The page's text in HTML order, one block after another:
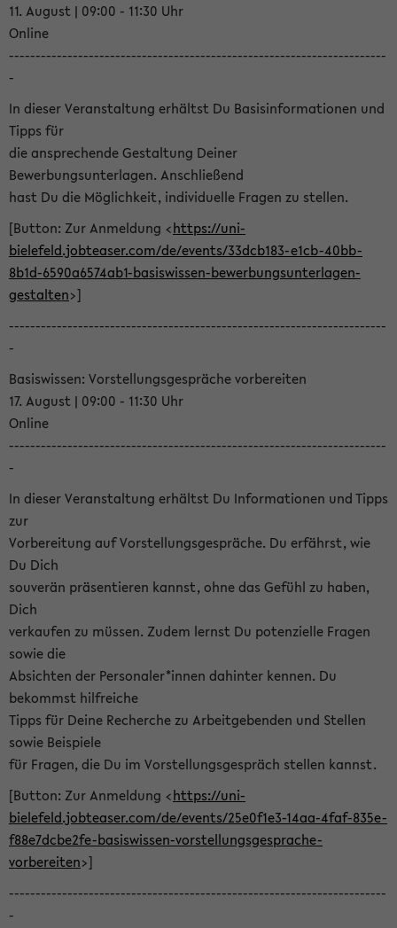
11. August | 09:00 - 11:30 Uhr
Online
-----------------------------------------------------------------------
-
In dieser Veranstaltung erhältst Du Basisinformationen und
Tipps für
die ansprechende Gestaltung Deiner
Bewerbungsunterlagen. Anschließend
hast Du die Möglichkeit, individuelle Fragen zu stellen.
[Button: Zur Anmeldung <https://uni-
bielefeld.jobteaser.com/de/events/33dcb183-e1cb-40bb-
8b1d-6590a6574ab1-basiswissen-bewerbungsunterlagen-
gestalten>]
-----------------------------------------------------------------------
-
Basiswissen: Vorstellungsgespräche vorbereiten
17. August | 09:00 - 11:30 Uhr
Online
-----------------------------------------------------------------------
-
In dieser Veranstaltung erhältst Du Informationen und Tipps
zur
Vorbereitung auf Vorstellungsgespräche. Du erfährst, wie
Du Dich
souverän präsentieren kannst, ohne das Gefühl zu haben,
Dich
verkaufen zu müssen. Zudem lernst Du potenzielle Fragen
sowie die
Absichten der Personaler*innen dahinter kennen. Du
bekommst hilfreiche
Tipps für Deine Recherche zu Arbeitgebenden und Stellen
sowie Beispiele
für Fragen, die Du im Vorstellungsgespräch stellen kannst.
[Button: Zur Anmeldung <https://uni-
bielefeld.jobteaser.com/de/events/25e0f1e3-14aa-4faf-835e-
f88e7dcbe2fe-basiswissen-vorstellungsgesprache-
vorbereiten>]
-----------------------------------------------------------------------
-